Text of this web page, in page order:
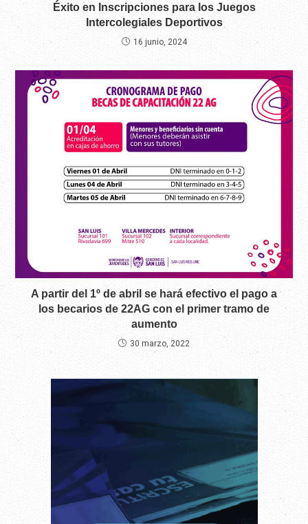
Éxito en Inscripciones para los Juegos
Intercolegiales Deportivos
16 junio, 2024
A partir del 1º de abril se hará efectivo el pago a
los becarios de 22AG con el primer tramo de
aumento
30 marzo, 2022